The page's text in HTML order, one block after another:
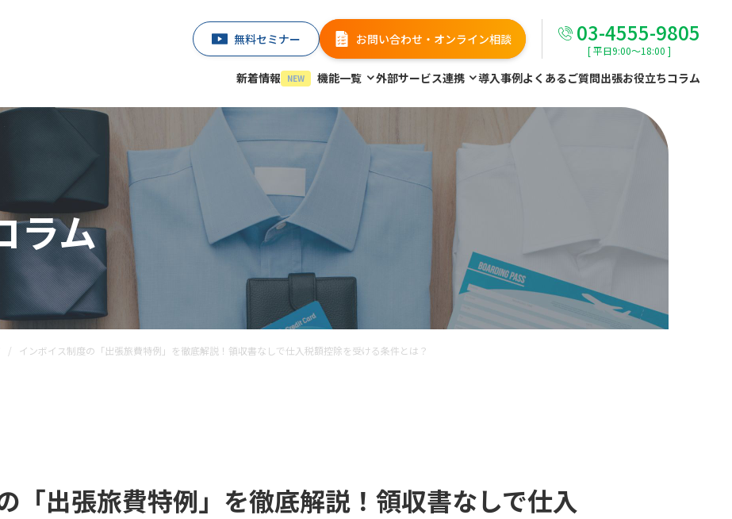
無料セミナー お問い合わせ・オンライン相談 03-4555-9805
[ 平日9:00～18:00 ]
新着情報 NEW 機能一覧 外部サービス連携 導入事例よくあるご質問出張お役立ちコラム
ラム
インボイス制度の「出張旅費特例」を徹底解説！領収書なしで仕入税額控除を受ける条件とは？
「出張旅費特例」を徹底解説！領収書なしで仕入